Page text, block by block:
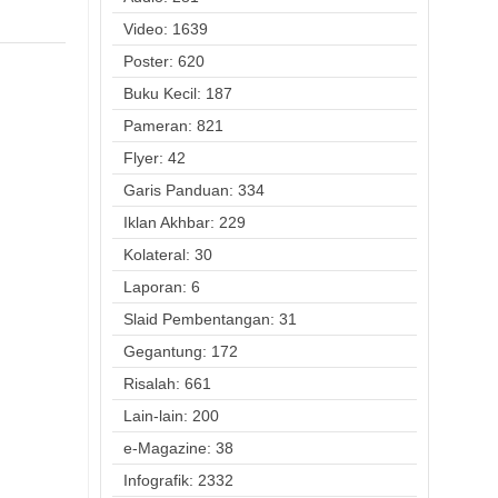
Video: 1639
Poster: 620
Buku Kecil: 187
Pameran: 821
Flyer: 42
Garis Panduan: 334
Iklan Akhbar: 229
Kolateral: 30
Laporan: 6
Slaid Pembentangan: 31
Gegantung: 172
Risalah: 661
Lain-lain: 200
e-Magazine: 38
Infografik: 2332